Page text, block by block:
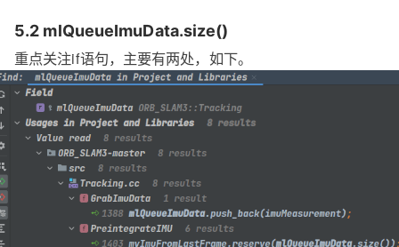
5.2 mlQueueImuData.size()
重点关注if语句，主要有两处，如下。